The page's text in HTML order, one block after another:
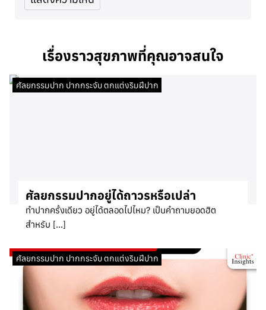
เรื่องราวสุขภาพที่คุณอาจสนใจ
ศัลยกรรมปาก ปากกระจับ ตกแต่งริมฝีปาก
ศัลยกรรมปากอยู่ได้ถาวรหรือเปล่า
ทำปากครั้งเดียว อยู่ได้ตลอดไปไหม? เป็นคำถามยอดฮิต
สำหรับ […]
ศัลยกรรมปาก ปากกระจับ ตกแต่งริมฝีปาก